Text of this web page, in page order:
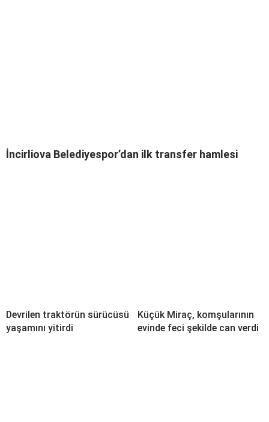
İncirliova Belediyespor’dan ilk transfer hamlesi
Devrilen traktörün sürücüsü
yaşamını yitirdi
Küçük Miraç, komşularının
evinde feci şekilde can verdi